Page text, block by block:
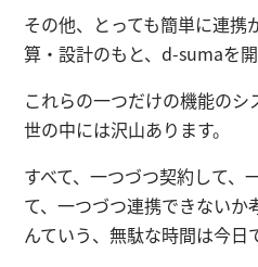
その他、とっても簡単に連
算・設計のもと、d-sumaを開
これらの一つだけの機能の
世の中には沢山あります。
すべて、一つづつ契約して、
て、一つづつ連携できないか
んていう、無駄な時間は今日